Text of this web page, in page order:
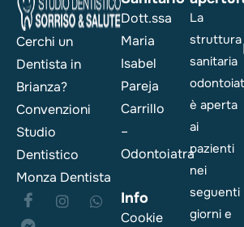
Cerchi un
Dentista in
Brianza?
Convenzioni
Studio
Dentistico
Monza Dentista
Dott.ssa
Maria
Isabel
Pareja
Carrillo
–
Odontoiatra
Info
Cookie
La
struttura
sanitaria
è aperta
ai
pazienti
nei
seguenti
giorni e